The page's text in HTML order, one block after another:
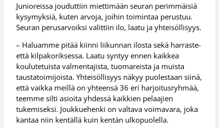
Junioreissa jouduttiin miettimään seuran perimmäisiä
kysymyksiä, kuten arvoja, joihin toimintaa perustuu.
Seuran perusarvoiksi valittiin ilo, laatu ja yhteisöllisyys.
– Haluamme pitää kiinni liikunnan ilosta sekä harraste-
että kilpakoriksessa. Laatu syntyy ennen kaikkea
koulutetuista valmentajista, tuomareista ja muista
taustatoimijoista. Yhteisöllisyys näkyy puolestaan siinä,
että vaikka meillä on yhteensä 36 eri harjoitusryhmää,
teemme silti asioita yhdessä kaikkien pelaajien
tukemiseksi. Joukkuehenki on valtava voimavara, joka
kantaa niin kentällä kuin kentän ulkopuolella.